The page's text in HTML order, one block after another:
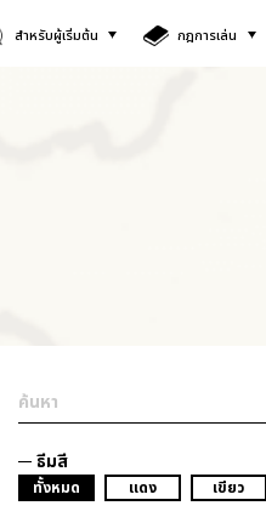
สำหรับผู้เริ่มต้น กฎการเล่น
ธีมสี
ทั้งหมด แดง เขียว